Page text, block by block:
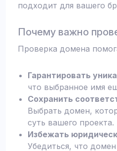
подходит для вашего
Почему важно
Проверка домена
Гарантировать
что выбранное имя
Сохранить
Выбрать домен,
суть вашего проекта.
Избежать
Убедиться, что